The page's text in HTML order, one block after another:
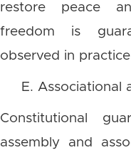
restore peace
freedom is
observed in
E. Associational
Constitutional
assembly and